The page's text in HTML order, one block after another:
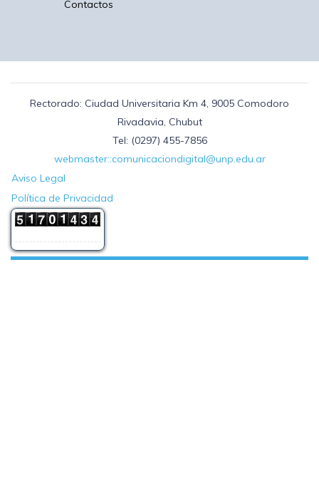
Contactos
Rectorado: Ciudad Universitaria Km 4, 9005 Comodoro
Rivadavia, Chubut
Tel: (0297) 455-7856
webmaster::comunicaciondigital@unp.edu.ar
Aviso Legal
Política de Privacidad